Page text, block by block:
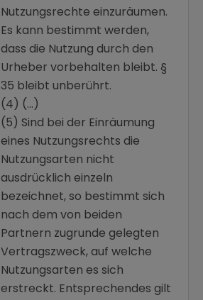
Nutzungsrechte einzuräumen.
Es kann bestimmt werden,
dass die Nutzung durch den
Urheber vorbehalten bleibt. §
35 bleibt unberührt.
(4) (…)
(5) Sind bei der Einräumung
eines Nutzungsrechts die
Nutzungsarten nicht
ausdrücklich einzeln
bezeichnet, so bestimmt sich
nach dem von beiden
Partnern zugrunde gelegten
Vertragszweck, auf welche
Nutzungsarten es sich
erstreckt. Entsprechendes gilt